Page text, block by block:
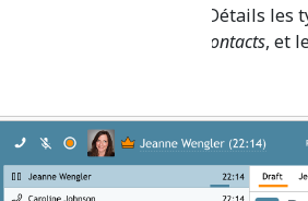
explique en Détails les
contacts, et